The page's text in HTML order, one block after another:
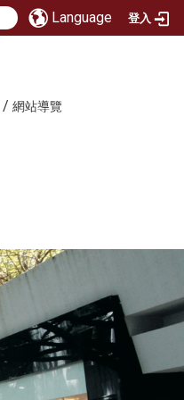
Language 登入
/ 網站導覽